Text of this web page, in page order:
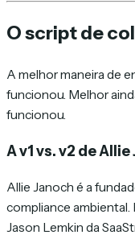
O script de
A melhor maneira de
funcionou. Melhor
funcionou.
A v1 vs. v2 de
Allie Janoch é a
compliance ambiental.
Jason Lemkin da